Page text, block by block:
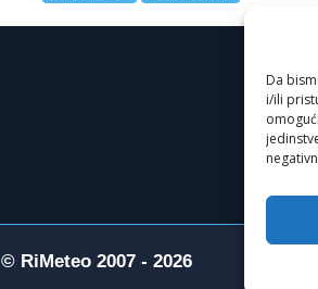
Da
i/ili
© RiMeteo 2007 - 2026